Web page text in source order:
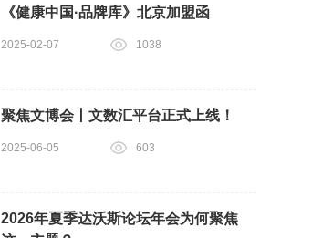
《健康中国·品牌库》北京加盟函
2025-02-07 1038
聚焦文博会丨文数汇平台正式上线！
2025-06-05 603
2026年夏季达沃斯论坛年会为何聚焦